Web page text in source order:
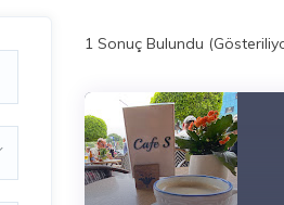
1 Sonuç Bulundu